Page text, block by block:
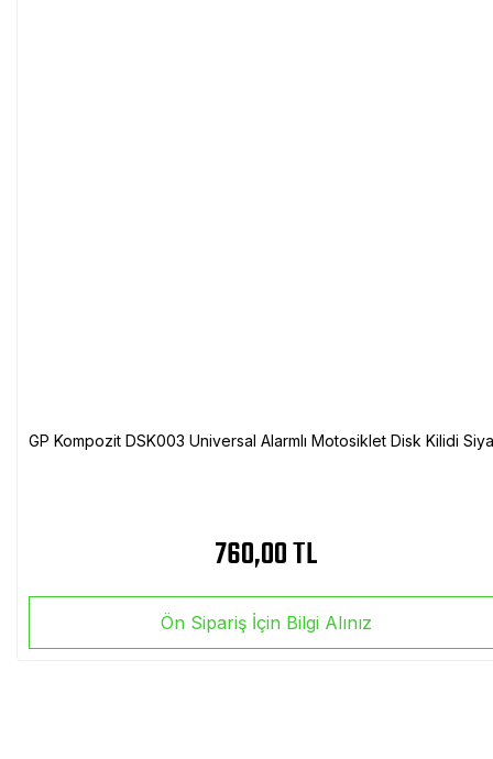
GP Kompozit DSK003 Universal Alarmlı Motosiklet Disk Kilidi
760,00 TL
Ön Sipariş İçin Bilgi Alınız